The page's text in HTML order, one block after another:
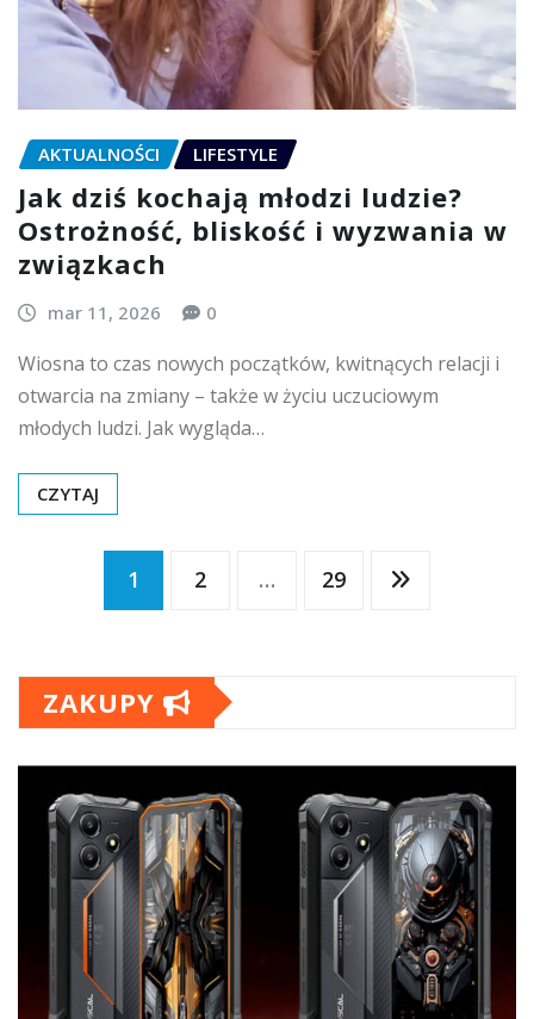
AKTUALNOŚCI LIFESTYLE
Jak dziś kochają młodzi ludzie?
Ostrożność, bliskość i wyzwania w
związkach
mar 11, 2026 0
Wiosna to czas nowych początków, kwitnących relacji i
otwarcia na zmiany – także w życiu uczuciowym
młodych ludzi. Jak wygląda…
CZYTAJ
Stronicowanie
1 2 … 29
ZAKUPY